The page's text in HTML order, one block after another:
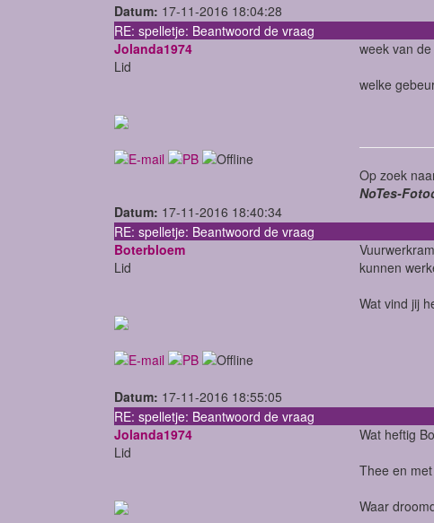
Datum: 17-11-2016 18:04:28
RE: spelletje: Beantwoord de vraag
Jolanda1974
Lid
week van
welke
Op zoek
NoTes-
Datum: 17-11-2016 18:40:34
RE: spelletje: Beantwoord de vraag
Boterbloem
Lid
kunnen
Wat vind jij
Datum: 17-11-2016 18:55:05
RE: spelletje: Beantwoord de vraag
Jolanda1974
Lid
Wat heftig
Thee en
Waar